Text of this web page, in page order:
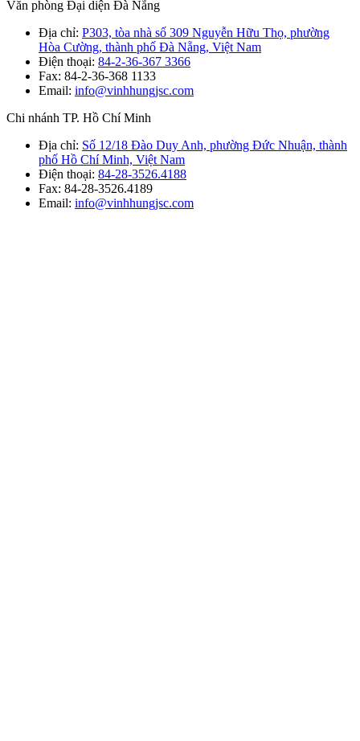
Văn phòng Đại diện Đà Nẵng
Địa chỉ: P303, tòa nhà số 309 Nguyễn Hữu Thọ, phường
Hòa Cường, thành phố Đà Nẵng, Việt Nam
Điện thoại: 84-2-36-367 3366
Fax: 84-2-36-368 1133
Email: info@vinhhungjsc.com
Chi nhánh TP. Hồ Chí Minh
Địa chỉ: Số 12/18 Đào Duy Anh, phường Đức Nhuận, thành
phố Hồ Chí Minh, Việt Nam
Điện thoại: 84-28-3526.4188
Fax: 84-28-3526.4189
Email: info@vinhhungjsc.com